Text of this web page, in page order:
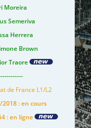
Moreira
Semeriva
Herrera
Brown
Traore
de France L1/L2
2018 : en cours
: en ligne